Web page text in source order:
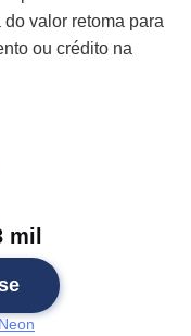
valor retoma para
ou crédito na
mil